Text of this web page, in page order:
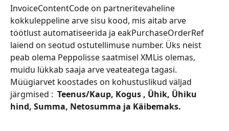
InvoiceContentCode on partneritevaheline
kokkuleppeline arve sisu kood, mis aitab arve
töötlust automatiseerida ja eakPurchaseOrderRef
laiend on seotud ostutellimuse number. Üks neist
peab olema Peppolisse saatmisel XMLis olemas,
muidu lükkab saaja arve veateatega tagasi.
Müügiarvet koostades on kohustuslikud väljad
järgmised : Teenus/Kaup, Kogus , Ühik, Ühiku
hind, Summa, Netosumma ja Käibemaks.